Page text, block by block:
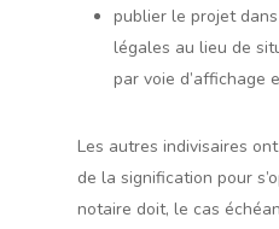
publier le projet
légales au lieu de
par voie d’affichage
Les autres indivisaires
de la signification pour
notaire doit, le cas